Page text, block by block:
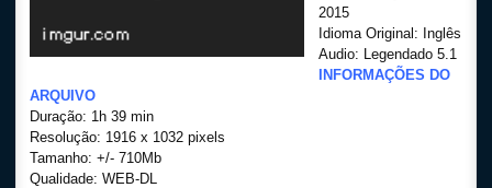
2015
Idioma Original: Inglês
Audio: Legendado 5.1
INFORMAÇÕES DO
ARQUIVO
Duração: 1h 39 min
Resolução: 1916 x 1032 pixels
Tamanho: +/- 710Mb
Qualidade: WEB-DL